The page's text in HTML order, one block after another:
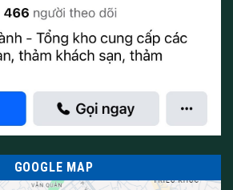
GOOGLE MAP